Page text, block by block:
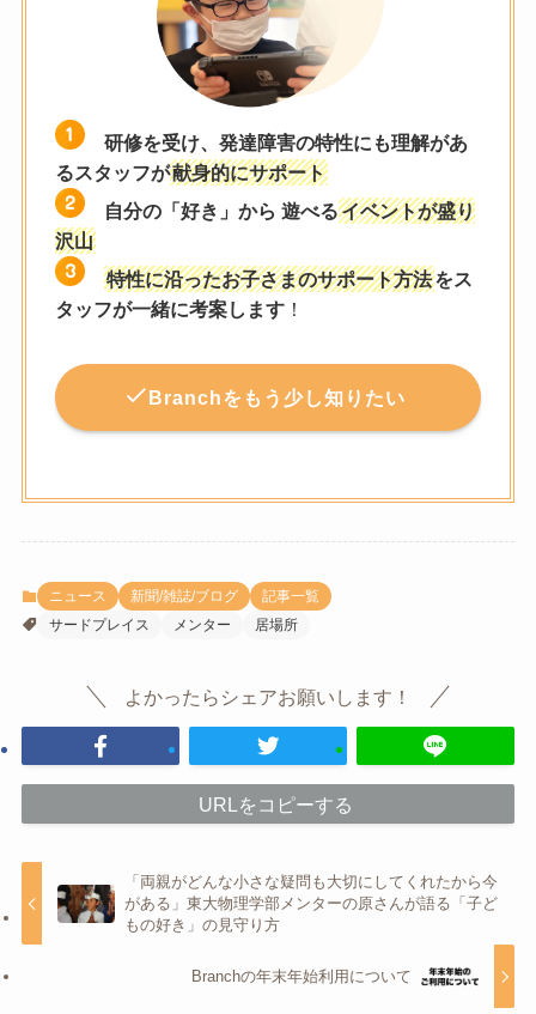
研修を受け、発達障害の特性にも理解があ
るスタッフが献身的にサポート
自分の「好き」から 遊べるイベントが盛り
沢山
特性に沿ったお子さまのサポート方法をス
タッフが一緒に考案します ！
Branchをもう少し知りたい
ニュース 新聞/雑誌/ブログ
記事一覧
サードプレイス
メンター 居場所
よかったらシェアお願いします！
URLをコピーする
「両親がどんな小さな疑問も大切にしてくれたから今
がある」東大物理学部メンターの原さんが語る「子ど
もの好き」の見守り方
Branchの年末年始利用について